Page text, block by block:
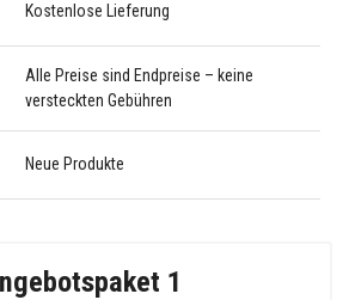
Kostenlose Lieferung
Alle Preise sind Endpreise – keine
versteckten Gebühren
Neue Produkte
1